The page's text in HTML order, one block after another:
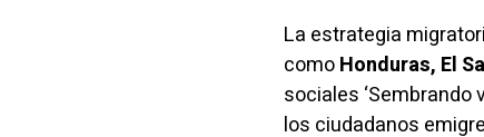
La estrategia
comoHonduras, El
sociales ‘Sembrando
los ciudadanos